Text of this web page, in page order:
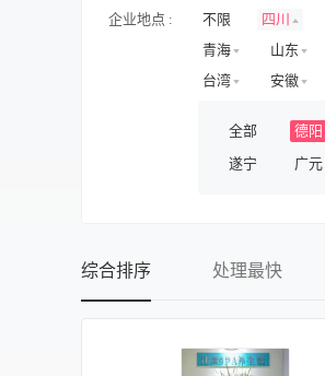
企业地点 : 不限 四川
青海
山东
台湾
安徽
全部 德阳
遂宁
广元
综合排序 处理最快